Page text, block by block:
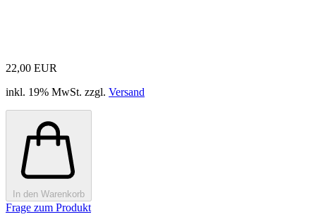
22,00 EUR
inkl. 19% MwSt. zzgl. Versand
In den Warenkorb
Frage zum Produkt